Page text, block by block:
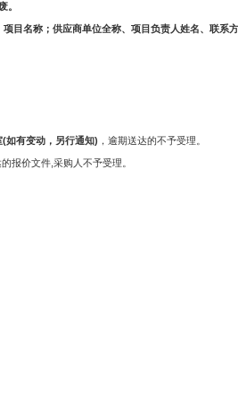
。
项目名称；供应商单位全称、项目负责人姓名、联系
(如有变动，另行通知) ，逾期送达的不予受理。
报价文件,采购人不予受理。